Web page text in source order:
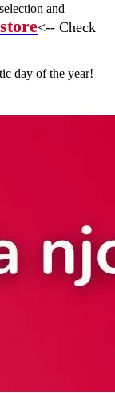
and
<-- Check
day of the year!